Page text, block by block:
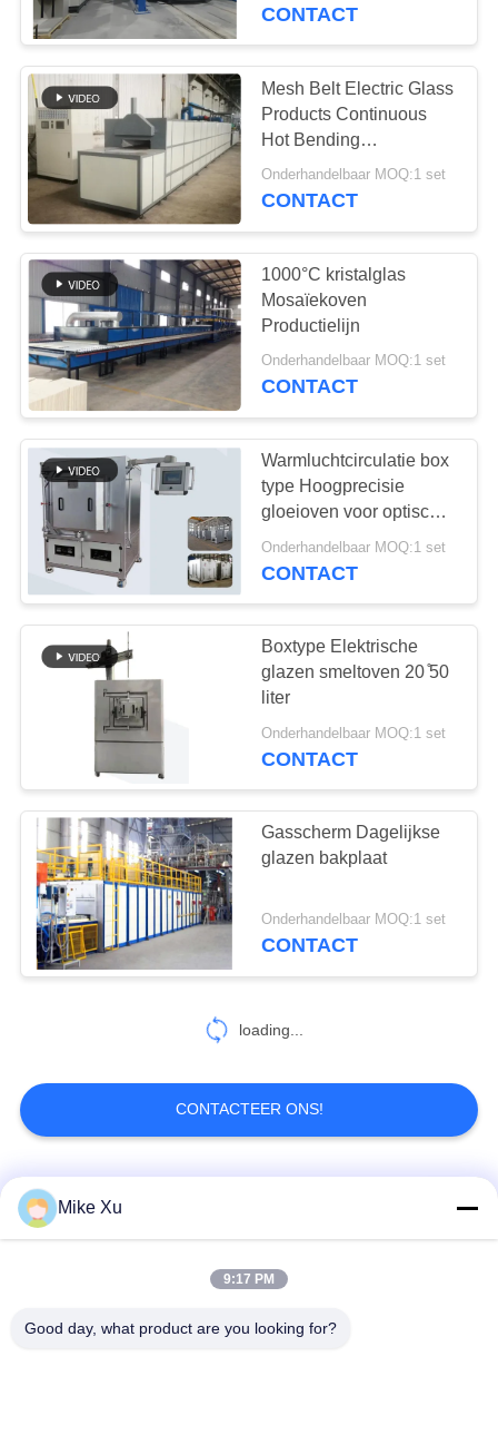
Schurende Oven
New Energy-Oven
13
De ononderbroken
Oven van de
Netwerkriem
Het laboratorium
dempt - oven
11
industrieel drogend
13
Het Systeem van de
0
CONTACT
Mesh Belt Electric Glass
Products Continuous
Hot Bending
Versterkingsoven
Onderhandelbaar MOQ:1 set
CONTACT
1000°C kristalglas
Mosaïekoven
Productielijn
Onderhandelbaar MOQ:1 set
CONTACT
Warmluchtcirculatie box
type Hoogprecisie
gloeioven voor optisch
glas
Onderhandelbaar MOQ:1 set
CONTACT
Boxtype Elektrische
glazen smeltoven 20 ̊50
liter
Onderhandelbaar MOQ:1 set
CONTACT
Gasscherm Dagelijkse
glazen bakplaat
Onderhandelbaar MOQ:1 set
CONTACT
loading...
CONTACTEER ONS!
populaire categorieën
Industriële Glasoven
Mike Xu
9:17 PM
Good day, what product are you looking for?